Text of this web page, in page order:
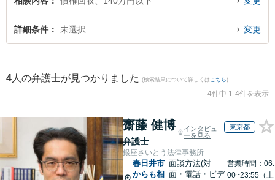
ラブルを今すぐに弁護士に相談したい』『140万円以下の債権回収のトラブル
解決の実績豊富な近くの弁護士を検索したい』『初回相談無料で140万円以下
の債権回収を法律相談できる春日井市内の弁護士に相談予約したい』などでお
詳細条件 未選択 変更
4 人の弁護士が見つかりました (検索結果について詳しくは こちら)
4件中 1-4件を表示
齋藤 健博
弁護士
インタビュ
ーを見る
東京都
銀座さいとう法律事務所
春日井市
からも相
面談方法(対
面・電話・ビデ
営業時間：06:
00~23:55（土